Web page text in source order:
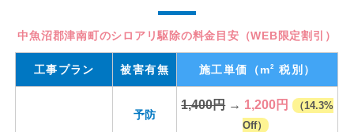
中魚沼郡津南町のシロアリ駆除の料金目安（WEB限定割引）
工事プラン 被害有無 施工単価 （m2 税別）
予防
1,400円→ 1,200円
（14.3%
Off）